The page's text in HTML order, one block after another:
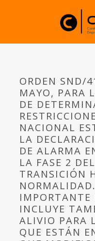
ORDEN SND/
MAYO, PARA
DE
NACIONAL
LA
DE ALARMA
LA FASE 2
TRANSICIÓN
IMPORTANTE
INCLUYE
ALIVIO PARA
QUE ESTÁN